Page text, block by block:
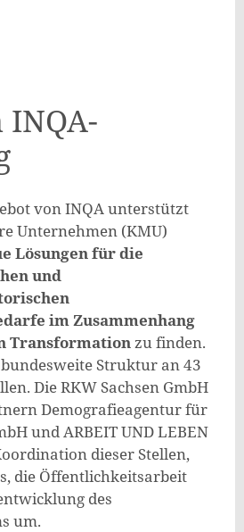
von INQA unterstützt
Unternehmen (KMU)
Lösungen für die
und
im Zusammenhang
Transformationzu finden.
Struktur an 43
Die RKW Sachsen GmbH
Demografieagentur für
und ARBEIT UND LEBEN
dieser Stellen,
die Öffentlichkeitsarbeit
des
um.